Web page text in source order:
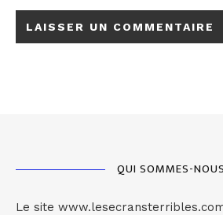
QUI SOMMES-
Le site